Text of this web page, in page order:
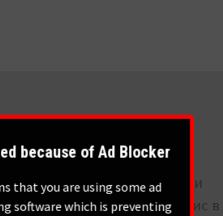
дням тьмы? В сообщении
по земле”. И этот тезис в
because of Ad Blocker
that you are using some ad
software which is preventing